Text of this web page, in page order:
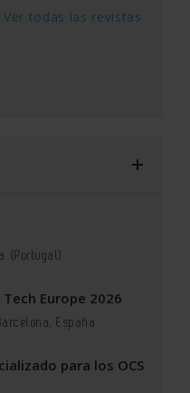
Ver todas las revistas
(Portugal)
Europe 2026
España
para los OCS